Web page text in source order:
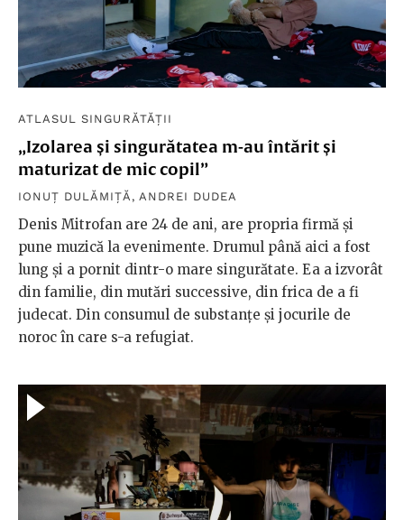
ATLASUL SINGURĂTĂȚII
„Izolarea și singurătatea m-au întărit și
maturizat de mic copil”
IONUȚ DULĂMIȚĂ , ANDREI DUDEA
Denis Mitrofan are 24 de ani, are propria firmă și
pune muzică la evenimente. Drumul până aici a fost
lung și a pornit dintr-o mare singurătate. Ea a izvorât
din familie, din mutări successive, din frica de a fi
judecat. Din consumul de substanțe și jocurile de
noroc în care s-a refugiat.